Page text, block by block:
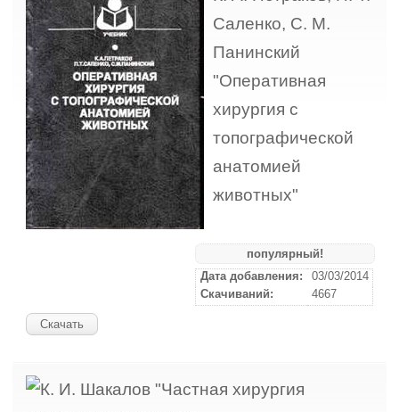
Саленко, С. М.
Панинский
"Оперативная
хирургия с
топографической
анатомией
животных"
популярный!
Дата добавления:
03/03/2014
Скачиваний:
4667
Скачать